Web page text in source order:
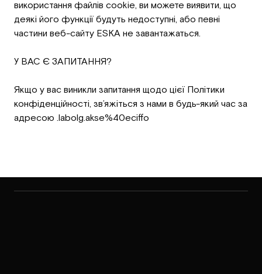
використання файлів cookie, ви можете виявити, що
деякі його функції будуть недоступні, або певні
частини веб-сайту ESKA не завантажаться.
У ВАС Є ЗАПИТАННЯ?
Якщо у вас виникли запитання щодо цієї Політики
конфіденційності, зв’яжіться з нами в будь-який час за
адресою .labolg.akse%40eciffo